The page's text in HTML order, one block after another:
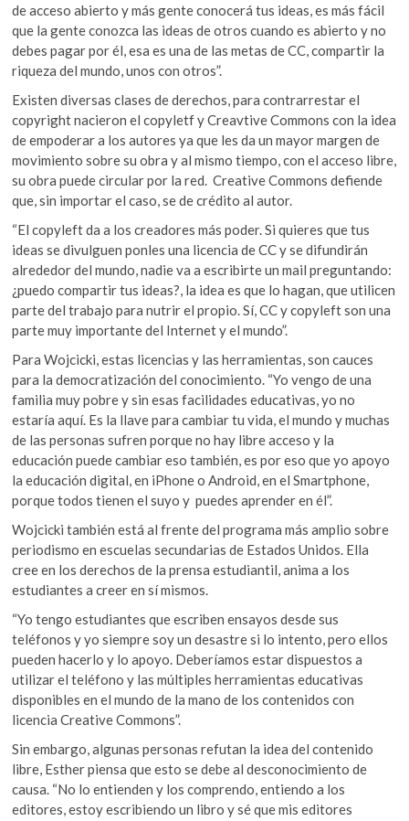
de acceso abierto y más gente conocerá tus ideas, es más fácil
que la gente conozca las ideas de otros cuando es abierto y no
debes pagar por él, esa es una de las metas de CC, compartir la
riqueza del mundo, unos con otros”.
Existen diversas clases de derechos, para contrarrestar el
copyright nacieron el copyletf y Creavtive Commons con la idea
de empoderar a los autores ya que les da un mayor margen de
movimiento sobre su obra y al mismo tiempo, con el acceso libre,
su obra puede circular por la red. Creative Commons defiende
que, sin importar el caso, se de crédito al autor.
“El copyleft da a los creadores más poder. Si quieres que tus
ideas se divulguen ponles una licencia de CC y se difundirán
alrededor del mundo, nadie va a escribirte un mail preguntando:
¿puedo compartir tus ideas?, la idea es que lo hagan, que utilicen
parte del trabajo para nutrir el propio. Sí, CC y copyleft son una
parte muy importante del Internet y el mundo”.
Para Wojcicki, estas licencias y las herramientas, son cauces
para la democratización del conocimiento. “Yo vengo de una
familia muy pobre y sin esas facilidades educativas, yo no
estaría aquí. Es la llave para cambiar tu vida, el mundo y muchas
de las personas sufren porque no hay libre acceso y la
educación puede cambiar eso también, es por eso que yo apoyo
la educación digital, en iPhone o Android, en el Smartphone,
porque todos tienen el suyo y puedes aprender en él”.
Wojcicki también está al frente del programa más amplio sobre
periodismo en escuelas secundarias de Estados Unidos. Ella
cree en los derechos de la prensa estudiantil, anima a los
estudiantes a creer en sí mismos.
“Yo tengo estudiantes que escriben ensayos desde sus
teléfonos y yo siempre soy un desastre si lo intento, pero ellos
pueden hacerlo y lo apoyo. Deberíamos estar dispuestos a
utilizar el teléfono y las múltiples herramientas educativas
disponibles en el mundo de la mano de los contenidos con
licencia Creative Commons”.
Sin embargo, algunas personas refutan la idea del contenido
libre, Esther piensa que esto se debe al desconocimiento de
causa. “No lo entienden y los comprendo, entiendo a los
editores, estoy escribiendo un libro y sé que mis editores